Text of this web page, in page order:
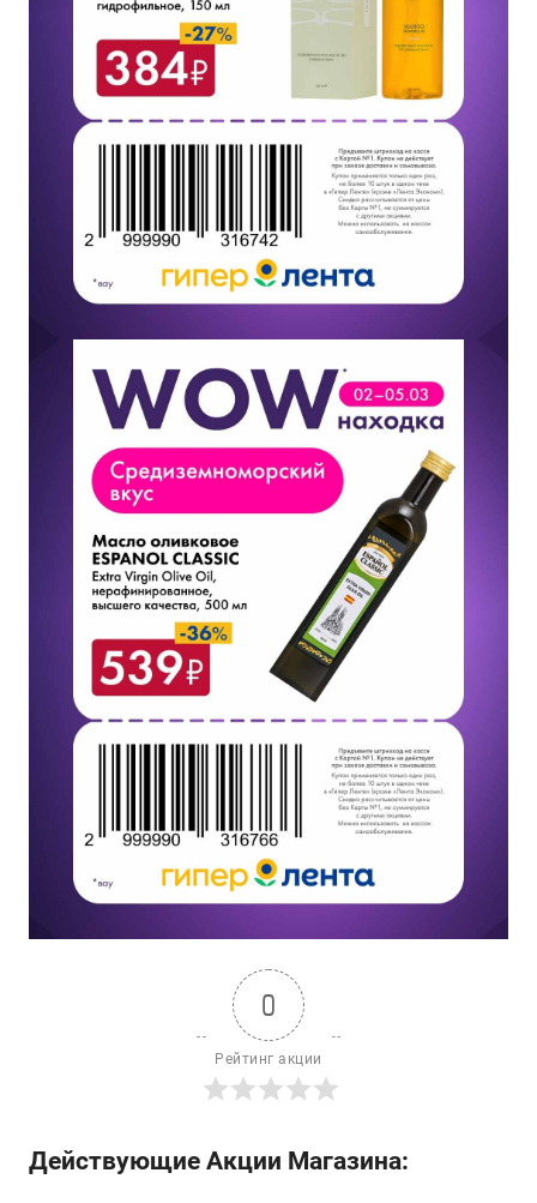
0
Рейтинг акции
Действующие Акции Магазина: